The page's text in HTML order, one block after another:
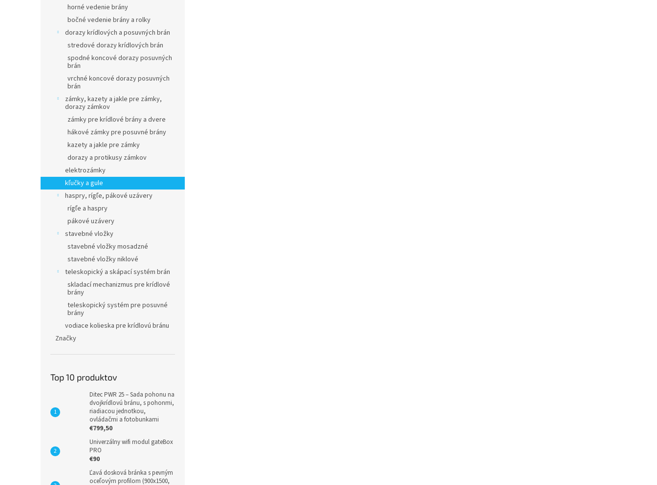
horné vedenie brány
bočné vedenie brány a rolky
dorazy krídlových a posuvných brán
stredové dorazy krídlových brán
spodné koncové dorazy posuvných
brán
vrchné koncové dorazy posuvných
brán
zámky, kazety a jakle pre zámky,
dorazy zámkov
zámky pre krídlové brány a dvere
hákové zámky pre posuvné brány
kazety a jakle pre zámky
dorazy a protikusy zámkov
elektrozámky
kľučky a gule
haspry, rígľe, pákové uzávery
rígľe a haspry
pákové uzávery
stavebné vložky
stavebné vložky mosadzné
stavebné vložky niklové
teleskopický a skápací systém brán
skladací mechanizmus pre krídlové
brány
teleskopický systém pre posuvné
brány
vodiace kolieska pre krídlovú bránu
Značky
Top 10 produktov
Ditec PWR 25 – Sada pohonu na
dvojkrídlovú bránu, s pohonmi,
riadiacou jednotkou,
ovládačmi a fotobunkami
€799,50
Univerzálny wifi modul gateBox
PRO
€90
Ľavá dosková bránka s pevným
oceľovým profilom (900x1500,